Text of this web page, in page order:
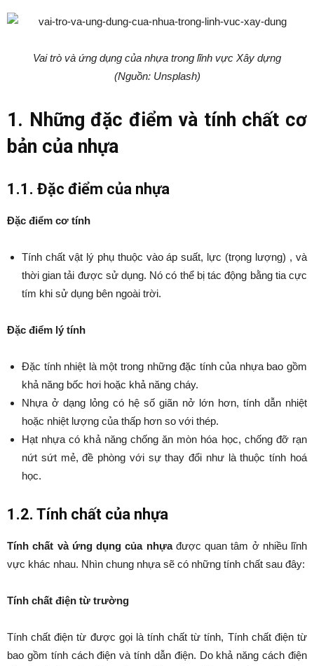
Vai trò và ứng dụng của nhựa trong lĩnh vực Xây dựng
(Nguồn: Unsplash)
1. Những đặc điểm và tính chất cơ
bản của nhựa
1.1. Đặc điểm của nhựa
Đặc điểm cơ tính
Tính chất vật lý phụ thuộc vào áp suất, lực (trọng lượng) , và
thời gian tải được sử dụng. Nó có thể bị tác động bằng tia cực
tím khi sử dụng bên ngoài trời.
Đặc điểm lý tính
Đặc tính nhiệt là một trong những đặc tính của nhựa bao gồm
khả năng bốc hơi hoặc khả năng cháy.
Nhựa ở dạng lỏng có hệ số giãn nở lớn hơn, tính dẫn nhiệt
hoặc nhiệt lượng của thấp hơn so với thép.
Hạt nhựa có khả năng chống ăn mòn hóa học, chống đỡ rạn
nứt sứt mẻ, đề phòng với sự thay đổi như là thuộc tính hoá
học.
1.2. Tính chất của nhựa
Tính chất và ứng dụng của nhựađược quan tâm ở nhiều lĩnh
vực khác nhau. Nhìn chung nhựa sẽ có những tính chất sau đây:
Tính chất điện từ trường
Tính chất điện từ được gọi là tính chất từ tính, Tính chất điện từ
bao gồm tính cách điện và tính dẫn điện. Do khả năng cách điện